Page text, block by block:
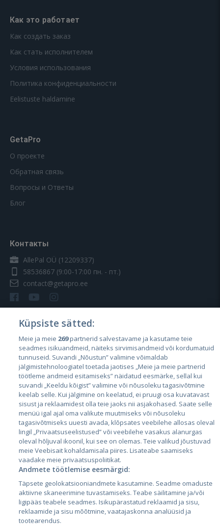
Как это работает
Как создать заказ
Как стать исполнителем
Условия использования
Политика конфиденциальности
Eelistuste haldamine
GetaPro
О проекте
Обратная связь
Вопросы и Ответы
Блог
Контакты
AllePal OÜ (12209337)
58536867 (9:00-17:00 пн. - пт.)
contact@getapro.ee
Страны
Эстония
Латвия
Литва
City24.lv
City24.ee
GetaPro.lv
GetaPro.ee
CVbankas.lt
Kainos.lt
Paslaugos.lt
auto24.ee
Küpsiste sätted:
Meie ja meie 269partnerid salvestavame ja kasutame teie
seadmes isikuandmeid, näiteks sirvimisandmeid või kordumatuid
tunnuseid. Suvandi „Nõustun” valimine võimaldab
jälgimistehnoloogiatel toetada jaotises „Meie ja meie partnerid
töötleme andmeid esitamiseks” näidatud eesmärke, sellal kui
suvandi „Keeldu kõigist” valimine või nõusoleku tagasivõtmine
keelab selle. Kui jälgimine on keelatud, ei pruugi osa kuvatavast
sisust ja reklaamidest olla teie jaoks nii asjakohased. Saate selle
menüü igal ajal oma valikute muutmiseks või nõusoleku
tagasivõtmiseks uuesti avada, klõpsates veebilehe allosas oleval
lingil „Privaatsuseelistused” või veebilehe vasakus alanurgas
oleval hõljuval ikoonil, kui see on olemas. Teie valikud jõustuvad
meie Veebisait kohaldamisala piires. Lisateabe saamiseks
vaadake meie privaatsuspoliitikat.
Andmete töötlemise eesmärgid:
Täpsete geolokatsiooniandmete kasutamine. Seadme omaduste
aktiivne skaneerimine tuvastamiseks. Teabe säilitamine ja/või
ligipääs teabele seadmes. Isikupärastatud reklaamid ja sisu,
reklaamide ja sisu mõõtmine, vaatajaskonna analüüsid ja
tootearendus.